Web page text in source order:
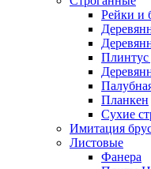
Рейки и
Плинтус
Планкен
Сухие
Имитация
Листовые
Фанера